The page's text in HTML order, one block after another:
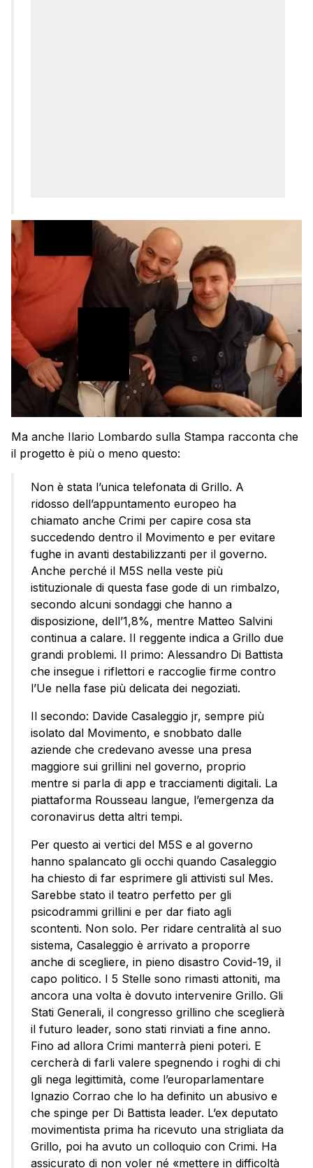
Ma anche Ilario Lombardo sulla Stampa racconta che
il progetto è più o meno questo:
Non è stata l’unica telefonata di Grillo. A
ridosso dell’appuntamento europeo ha
chiamato anche Crimi per capire cosa sta
succedendo dentro il Movimento e per evitare
fughe in avanti destabilizzanti per il governo.
Anche perché il M5S nella veste più
istituzionale di questa fase gode di un rimbalzo,
secondo alcuni sondaggi che hanno a
disposizione, dell’1,8%, mentre Matteo Salvini
continua a calare. Il reggente indica a Grillo due
grandi problemi. Il primo: Alessandro Di Battista
che insegue i riflettori e raccoglie firme contro
l’Ue nella fase più delicata dei negoziati.
Il secondo: Davide Casaleggio jr, sempre più
isolato dal Movimento, e snobbato dalle
aziende che credevano avesse una presa
maggiore sui grillini nel governo, proprio
mentre si parla di app e tracciamenti digitali. La
piattaforma Rousseau langue, l’emergenza da
coronavirus detta altri tempi.
Per questo ai vertici del M5S e al governo
hanno spalancato gli occhi quando Casaleggio
ha chiesto di far esprimere gli attivisti sul Mes.
Sarebbe stato il teatro perfetto per gli
psicodrammi grillini e per dar fiato agli
scontenti. Non solo. Per ridare centralità al suo
sistema, Casaleggio è arrivato a proporre
anche di scegliere, in pieno disastro Covid-19, il
capo politico. I 5 Stelle sono rimasti attoniti, ma
ancora una volta è dovuto intervenire Grillo. Gli
Stati Generali, il congresso grillino che sceglierà
il futuro leader, sono stati rinviati a fine anno.
Fino ad allora Crimi manterrà pieni poteri. E
cercherà di farli valere spegnendo i roghi di chi
gli nega legittimità, come l’europarlamentare
Ignazio Corrao che lo ha definito un abusivo e
che spinge per Di Battista leader. L’ex deputato
movimentista prima ha ricevuto una strigliata da
Grillo, poi ha avuto un colloquio con Crimi. Ha
assicurato di non voler né «mettere in difficoltà